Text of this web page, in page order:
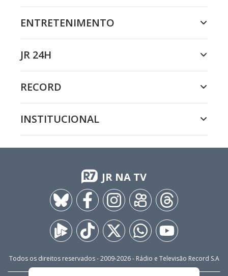
ENTRETENIMENTO
JR 24H
RECORD
INSTITUCIONAL
JR NA TV
Todos os direitos reservados - 2009-2026- Rádio e Televisão Record S.A